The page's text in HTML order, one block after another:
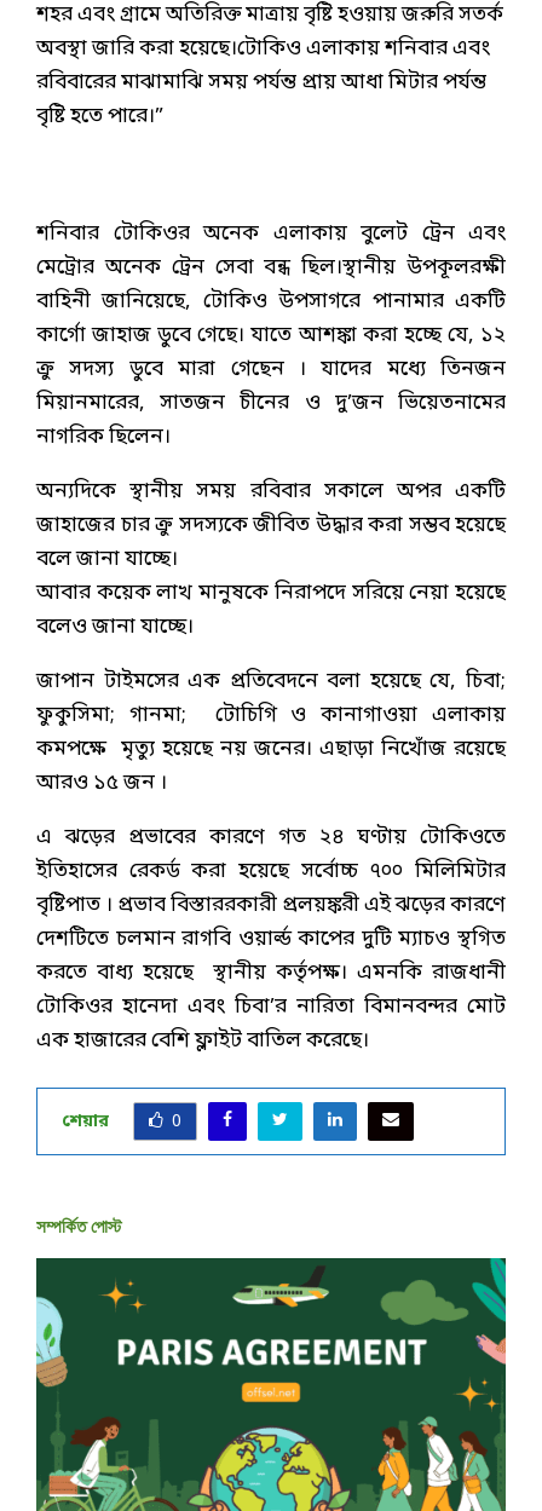
শহর এবং গ্রামে অতিরিক্ত মাত্রায় বৃষ্টি হওয়ায় জরুরি সতর্ক
অবস্থা জারি করা হয়েছে।টোকিও এলাকায় শনিবার এবং
রবিবারের মাঝামাঝি সময় পর্যন্ত প্রায় আধা মিটার পর্যন্ত
বৃষ্টি হতে পারে।”
শনিবার টোকিওর অনেক এলাকায় বুলেট ট্রেন এবং
মেট্রোর অনেক ট্রেন সেবা বন্ধ ছিল।স্থানীয় উপকূলরক্ষী
বাহিনী জানিয়েছে, টোকিও উপসাগরে পানামার একটি
কার্গো জাহাজ ডুবে গেছে। যাতে আশঙ্কা করা হচ্ছে যে, ১২
ক্রু সদস্য ডুবে মারা গেছেন । যাদের মধ্যে তিনজন
মিয়ানমারের, সাতজন চীনের ও দু’জন ভিয়েতনামের
নাগরিক ছিলেন।
অন্যদিকে স্থানীয় সময় রবিবার সকালে অপর একটি
জাহাজের চার ক্রু সদস্যকে জীবিত উদ্ধার করা সম্ভব হয়েছে
বলে জানা যাচ্ছে।
আবার কয়েক লাখ মানুষকে নিরাপদে সরিয়ে নেয়া হয়েছে
বলেও জানা যাচ্ছে।
জাপান টাইমসের এক প্রতিবেদনে বলা হয়েছে যে, চিবা;
ফুকুসিমা; গানমা; টোচিগি ও কানাগাওয়া এলাকায়
কমপক্ষে মৃত্যু হয়েছে নয় জনের। এছাড়া নিখোঁজ রয়েছে
আরও ১৫ জন ।
এ ঝড়ের প্রভাবের কারণে গত ২৪ ঘণ্টায় টোকিওতে
ইতিহাসের রেকর্ড করা হয়েছে সর্বোচ্চ ৭০০ মিলিমিটার
বৃষ্টিপাত । প্রভাব বিস্তাররকারী প্রলয়ঙ্করী এই ঝড়ের কারণে
দেশটিতে চলমান রাগবি ওয়ার্ল্ড কাপের দুটি ম্যাচও স্থগিত
করতে বাধ্য হয়েছে স্থানীয় কর্তৃপক্ষ। এমনকি রাজধানী
টোকিওর হানেদা এবং চিবা’র নারিতা বিমানবন্দর মোট
এক হাজারের বেশি ফ্লাইট বাতিল করেছে।
শেয়ার 0
সম্পর্কিত পোস্ট